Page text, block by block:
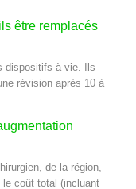
être remplacés
dispositifs à vie. Ils
révision après 10 à
de la région,
le coût total (incluant